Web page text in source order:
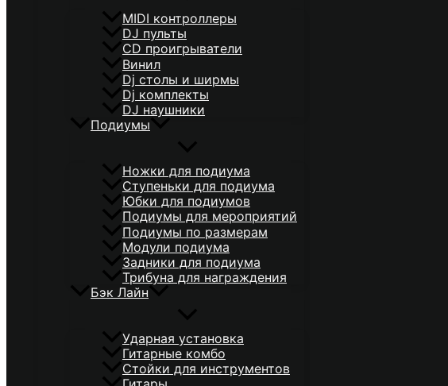
MIDI контроллеры
DJ пульты
CD проигрыватели
Винил
Dj столы и ширмы
Dj комплекты
DJ наушники
Подиумы
Ножки для подиума
Ступеньки для подиума
Юбки для подиумов
Подиумы для мероприятий
Подиумы по размерам
Модули подиума
Задники для подиума
Трибуна для награждения
Бэк Лайн
Ударная установка
Гитарные комбо
Стойки для инструментов